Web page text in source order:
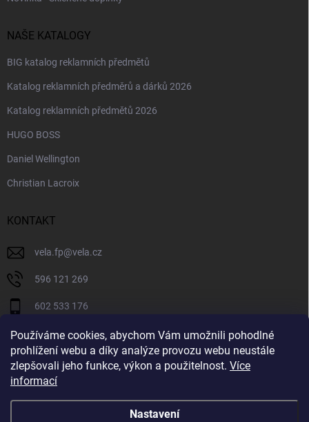
Používáme cookies, abychom Vám umožnili pohodlné
prohlížení webu a díky analýze provozu webu neustále
zlepšovali jeho funkce, výkon a použitelnost. Více
informací
Nastavení
NAŠE KATALOGY
BIG katalog reklamních předmětů
Katalog reklamních předměrů a dárků 2026
Katalog reklamních předmětů 2026
HUGO BOSS
Daniel Wellington
Christian Lacroix
KONTAKT
vela.fp@vela.cz
596 121 269
602 533 176
VELA CZECH
velaczech
https://www.youtube.com/@velaczech